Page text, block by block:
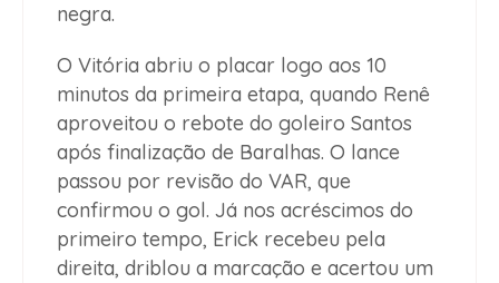
negra.
O Vitória abriu o placar logo aos 10
minutos da primeira etapa, quando Renê
aproveitou o rebote do goleiro Santos
após finalização de Baralhas. O lance
passou por revisão do VAR, que
confirmou o gol. Já nos acréscimos do
primeiro tempo, Erick recebeu pela
direita, driblou a marcação e acertou um